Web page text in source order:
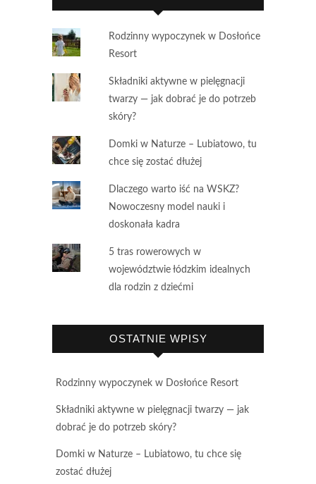
Rodzinny wypoczynek w Dosłońce
Resort
Składniki aktywne w pielęgnacji
twarzy — jak dobrać je do potrzeb
skóry?
Domki w Naturze – Lubiatowo, tu
chce się zostać dłużej
Dlaczego warto iść na WSKZ?
Nowoczesny model nauki i
doskonała kadra
5 tras rowerowych w
województwie łódzkim idealnych
dla rodzin z dziećmi
OSTATNIE WPISY
Rodzinny wypoczynek w Dosłońce Resort
Składniki aktywne w pielęgnacji twarzy — jak
dobrać je do potrzeb skóry?
Domki w Naturze – Lubiatowo, tu chce się
zostać dłużej